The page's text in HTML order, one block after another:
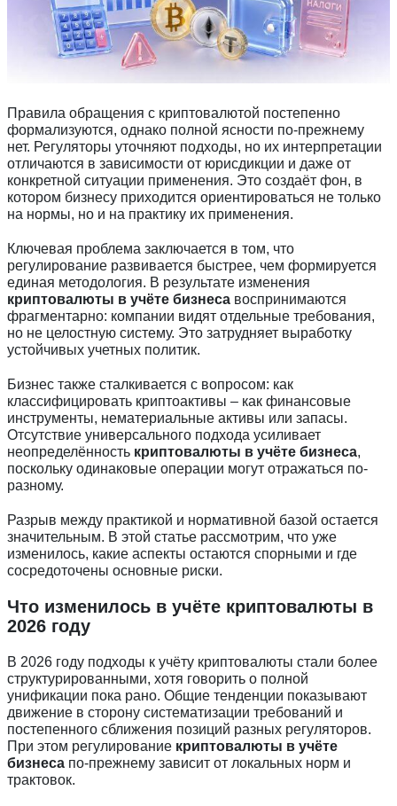
Правила обращения с криптовалютой постепенно
формализуются, однако полной ясности по-прежнему
нет. Регуляторы уточняют подходы, но их интерпретации
отличаются в зависимости от юрисдикции и даже от
конкретной ситуации применения. Это создаёт фон, в
котором бизнесу приходится ориентироваться не только
на нормы, но и на практику их применения.
Ключевая проблема заключается в том, что
регулирование развивается быстрее, чем формируется
единая методология. В результате изменения
криптовалюты в учёте бизнеса воспринимаются
фрагментарно: компании видят отдельные требования,
но не целостную систему. Это затрудняет выработку
устойчивых учетных политик.
Бизнес также сталкивается с вопросом: как
классифицировать криптоактивы – как финансовые
инструменты, нематериальные активы или запасы.
Отсутствие универсального подхода усиливает
неопределённость криптовалюты в учёте бизнеса,
поскольку одинаковые операции могут отражаться по-
разному.
Разрыв между практикой и нормативной базой остается
значительным. В этой статье рассмотрим, что уже
изменилось, какие аспекты остаются спорными и где
сосредоточены основные риски.
Что изменилось в учёте криптовалюты в
2026 году
В 2026 году подходы к учёту криптовалюты стали более
структурированными, хотя говорить о полной
унификации пока рано. Общие тенденции показывают
движение в сторону систематизации требований и
постепенного сближения позиций разных регуляторов.
При этом регулирование криптовалюты в учёте
бизнеса по-прежнему зависит от локальных норм и
трактовок.